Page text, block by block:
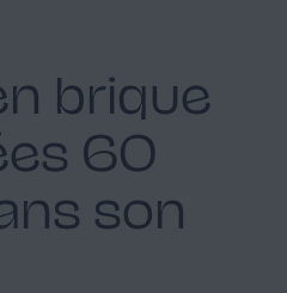
brique
60
son